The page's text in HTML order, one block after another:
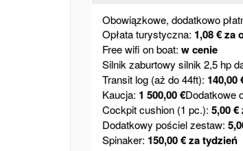
Obowiązkowe, dodatkowo
Opłata turystyczna: 1,08 € za
Free wifi on boat: w cenie
Silnik zaburtowy silnik 2,5 hp
Transit log (aż do 44ft): 140,00
Kaucja: 1 500,00 €Dodatkowe
Cockpit cushion (1 pc.): 5,00
Dodatkowy pościel zestaw:
Spinaker: 150,00 € za tydzień